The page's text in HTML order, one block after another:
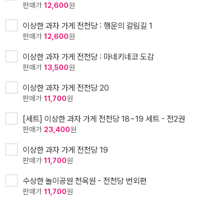
판매가 12,600원
이상한 과자 가게 전천당 : 행운의 갈림길 1
판매가 12,600원
이상한 과자 가게 전천당 : 마네키네코 도감
판매가 13,500원
이상한 과자 가게 전천당 20
판매가 11,700원
[세트] 이상한 과자 가게 전천당 18~19 세트 - 전2권
판매가 23,400원
이상한 과자 가게 전천당 19
판매가 11,700원
수상한 놀이공원 천옥원 - 전천당 번외편
판매가 11,700원